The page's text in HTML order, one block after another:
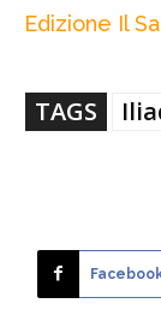
Edizione Il
TAGS